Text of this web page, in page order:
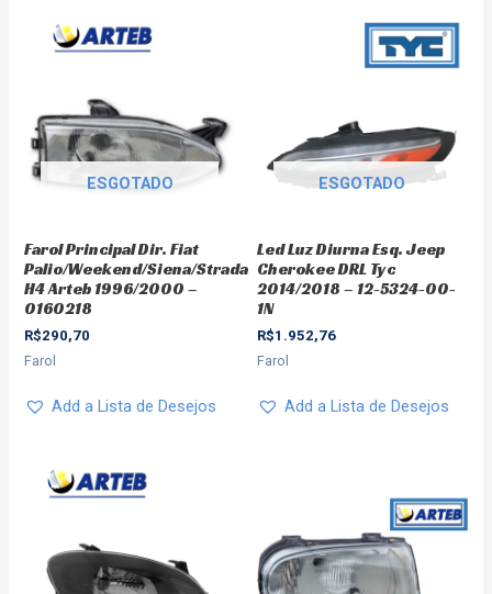
ESGOTADO
Farol Principal Dir. Fiat
Palio/Weekend/Siena/Strada
H4 Arteb 1996/2000 –
0160218
R$290,70
Farol
Add a Lista de Desejos
ESGOTADO
Led Luz Diurna Esq. Jeep
Cherokee DRL Tyc
2014/2018 – 12-5324-00-
1N
R$1.952,76
Farol
Add a Lista de Desejos